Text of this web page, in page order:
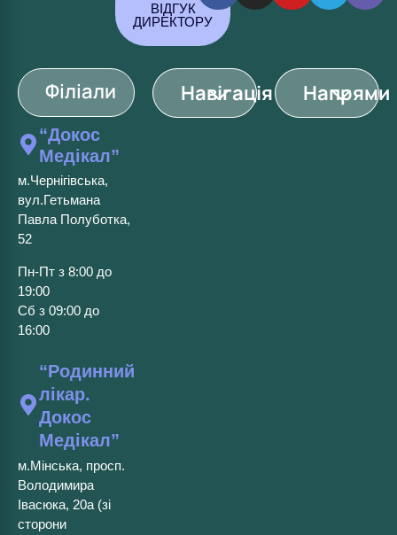
ВІДГУК
ДИРЕКТОРУ
Філіали
“Докос
Медікал”
м.Чернігівська,
вул.Гетьмана
Павла Полуботка,
52
Пн-Пт з 8:00 до
19:00
Сб з 09:00 до
16:00
“Родинний
лікар.
Докос
Медікал”
м.Мінська, просп.
Володимира
Івасюка, 20а (зі
сторони
Навігація Напрями